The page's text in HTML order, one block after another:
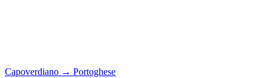
Capoverdiano → Portoghese